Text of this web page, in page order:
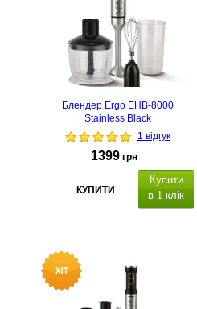
Блендер Ergo EHB-8000
Stainless Black
1 відгук
1399 грн
КУПИТИ
Купити
в 1 клік